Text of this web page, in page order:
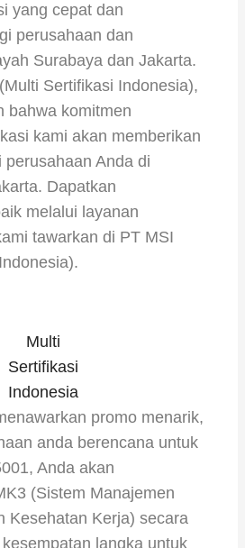
yang cepat dan
perusahaan dan
Surabaya dan Jakarta.
Sertifikasi Indonesia),
bahwa komitmen
kami akan memberikan
perusahaan Anda di
Dapatkan
melalui layanan
tawarkan di PT MSI
Multi
Sertifikasi
Indonesia
promo menarik,
anda berencana untuk
Anda akan
(Sistem Manajemen
Kesehatan Kerja) secara
langka untuk